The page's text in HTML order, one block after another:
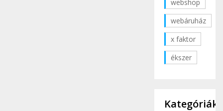
webshop
webáruház
x faktor
ékszer
Kategóriák